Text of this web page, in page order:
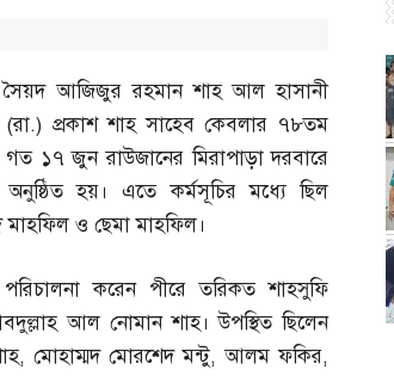
সৈয়দ আজিজুর রহমান শাহ আল হাসানী
(রা.) প্রকাশ শাহ সাহেব কেবলার ৭৮তম
গত ১৭ জুন রাউজানের মিরাপাড়া দরবারে
হয়। এতে কর্মসূচির মধ্যে ছিল
মাহফিল ও ছেমা মাহফিল।
করেন পীরে তরিকত শাহসুফি
আল নোমান শাহ। উপস্থিত ছিলেন
,মোহাম্মদ মোরশেদ মন্টু,আলম ফকির,